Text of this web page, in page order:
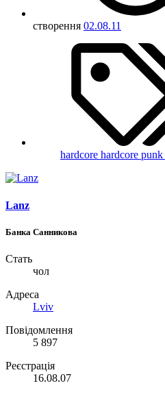
створення 02.08.11
hardcore hardcore punk
Lanz
Банка Санникова
Стать
чол
Адреса
Lviv
Повідомлення
5 897
Реєстрація
16.08.07